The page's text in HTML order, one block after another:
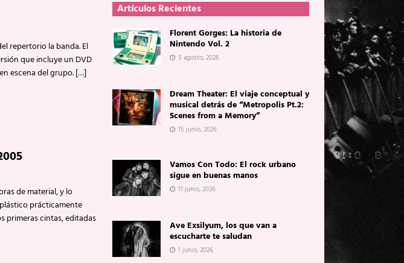
repertorio la banda. El
que incluye un DVD
escena del grupo.[…]
de material, y lo
prácticamente
primeras cintas, editadas
Artículos Recientes
Florent Gorges: La historia de
Nintendo Vol. 2
5 agosto, 2026
Dream Theater: El viaje conceptual y
musical detrás de “Metropolis Pt.2:
Scenes from a Memory”
15 junio, 2026
Vamos Con Todo: El rock urbano
sigue en buenas manos
11 junio, 2026
Ave Exsilyum, los que van a
escucharte te saludan
1 junio, 2026